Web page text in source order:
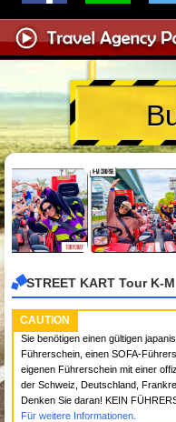
STREET KART Tour K-M
CAUTION
Sie benötigen einen gültigen
Führerschein, einen SOFA-
eigenen Führerschein mit einer
der Schweiz, Deutschland,
Denken Sie daran! KEIN
Für weitere Informationen.